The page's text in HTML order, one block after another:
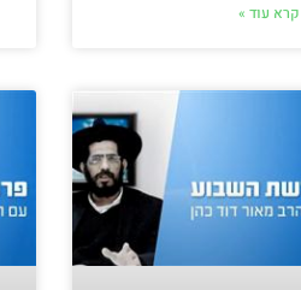
קרא עוד »